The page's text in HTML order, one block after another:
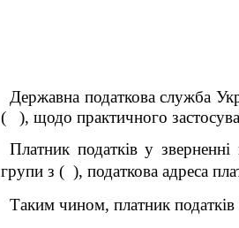
Державна податкова служба
( ), щодо практичного
Платник податків у
групи з ( ), податкова адреса
Таким чином, платник податків